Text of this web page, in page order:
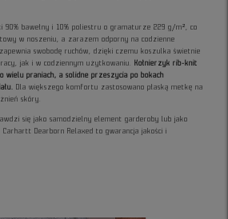
90% bawełny i 10% poliestru o gramaturze 229 g/m², co
w noszeniu, a zarazem odporny na codzienne
swobodę ruchów, dzięki czemu koszulka świetnie
jak i w codziennym użytkowaniu. Kołnierzyk rib-knit
wielu praniach, a solidne przeszycia po bokach
Dla większego komfortu zastosowano płaską metkę na
skóry.
się jako samodzielny element garderoby lub jako
Dearborn Relaxed to gwarancja jakości i